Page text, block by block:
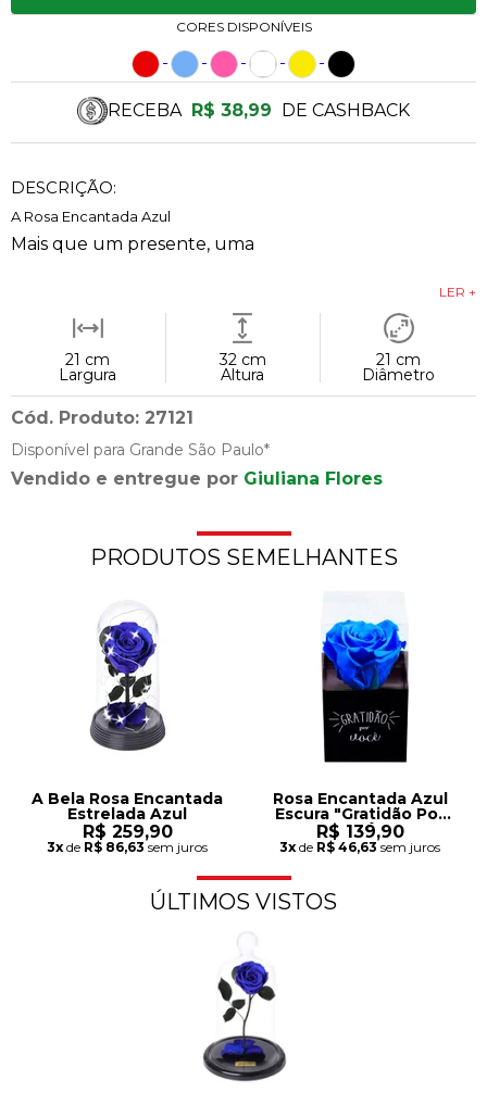
DESCRIÇÃO:
A Rosa Encantada Azul
Mais que um presente, uma
LER +
CORES DISPONÍVEIS
21 cm
Largura
32 cm
Altura
21 cm
Diâmetro
Cód. Produto: 27121
Disponível para Grande São Paulo*
Vendido e entregue por Giuliana Flores
RECEBA R$ 38,99 DE CASHBACK
PRODUTOS SEMELHANTES
A Bela Rosa Encantada
Estrelada Azul
R$ 259,90
3x de R$ 86,63sem juros
Rosa Encantada Azul
Escura "Gratidão Por
Você"
R$ 139,90
3x de R$ 46,63sem juros
ÚLTIMOS VISTOS